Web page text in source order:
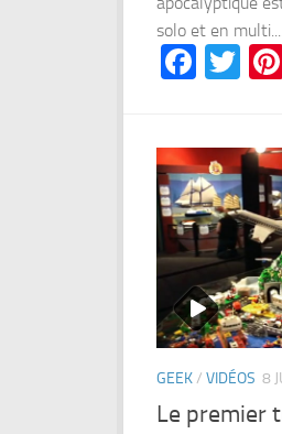
solo et en multi....
GEEK/ VIDÉOS 8
Le premier